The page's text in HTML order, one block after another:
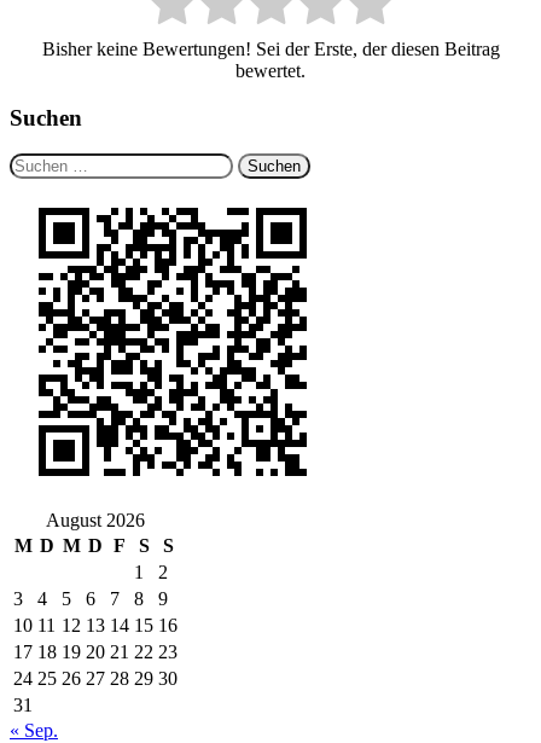
Bisher keine Bewertungen! Sei der Erste, der diesen Beitrag
bewertet.
Suchen
Suchen
nach:
August 2026
M D M D F S
S
1
2
3
4 5 6 7 8
9
10 11 12 13 14 15 16
17 18 19 20 21 22 23
24 25 26 27 28 29 30
31
« Sep.